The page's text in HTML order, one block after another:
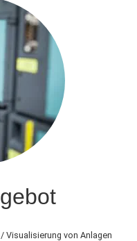
Visualisierung von Anlagen